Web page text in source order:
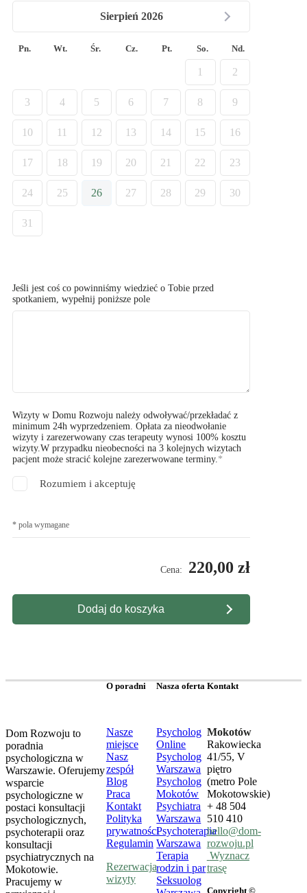
Sierpień 2026
Pn. Wt. Śr. Cz. Pt. So. Nd.
1 2
3 4 5 6 7 8 9
10 11 12 13 14 15 16
17 18 19 20 21 22 23
24 25 26 27 28 29 30
31
Jeśli jest coś co powinniśmy wiedzieć o Tobie przed
spotkaniem, wypełnij poniższe pole
Wizyty w Domu Rozwoju należy odwoływać/przekładać z
minimum 24h wyprzedzeniem. Opłata za nieodwołanie
wizyty i zarezerwowany czas terapeuty wynosi 100% kosztu
wizyty.W przypadku nieobecności na 3 kolejnych wizytach
pacjent może stracić kolejne zarezerwowane terminy.
Rozumiem i akceptuję
* pola wymagane
Cena: 220,00 zł
Dodaj do koszyka
Dom Rozwoju to
poradnia
psychologiczna w
Warszawie. Oferujemy
wsparcie
psychologiczne w
postaci konsultacji
psychologicznych,
psychoterapii oraz
konsultacji
psychiatrycznych na
Mokotowie.
Pracujemy w
O poradni
Nasze
miejsce
Nasz
zespół
Blog
Praca
Kontakt
Polityka
prywatności
Regulamin
Rezerwacja
wizyty
Nasza oferta
Psycholog
Online
Psycholog
Warszawa
Psycholog
Mokotów
Psychiatra
Warszawa
Psychoterapia
Warszawa
Terapia
rodzin i par
Seksuolog
Kontakt
Mokotów
Rakowiecka
41/55, V
piętro
(metro Pole
Mokotowskie)
+ 48 504
510 410
hello@dom-
rozwoju.pl
Wyznacz
trasę
Copyright ©